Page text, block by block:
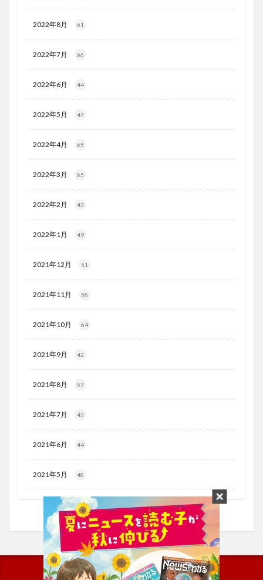
2022年8月 61
2022年7月 66
2022年6月 44
2022年5月 47
2022年4月 65
2022年3月 65
2022年2月 43
2022年1月 49
2021年12月 51
2021年11月 58
2021年10月 64
2021年9月 42
2021年8月 57
2021年7月 43
2021年6月 44
2021年5月 48